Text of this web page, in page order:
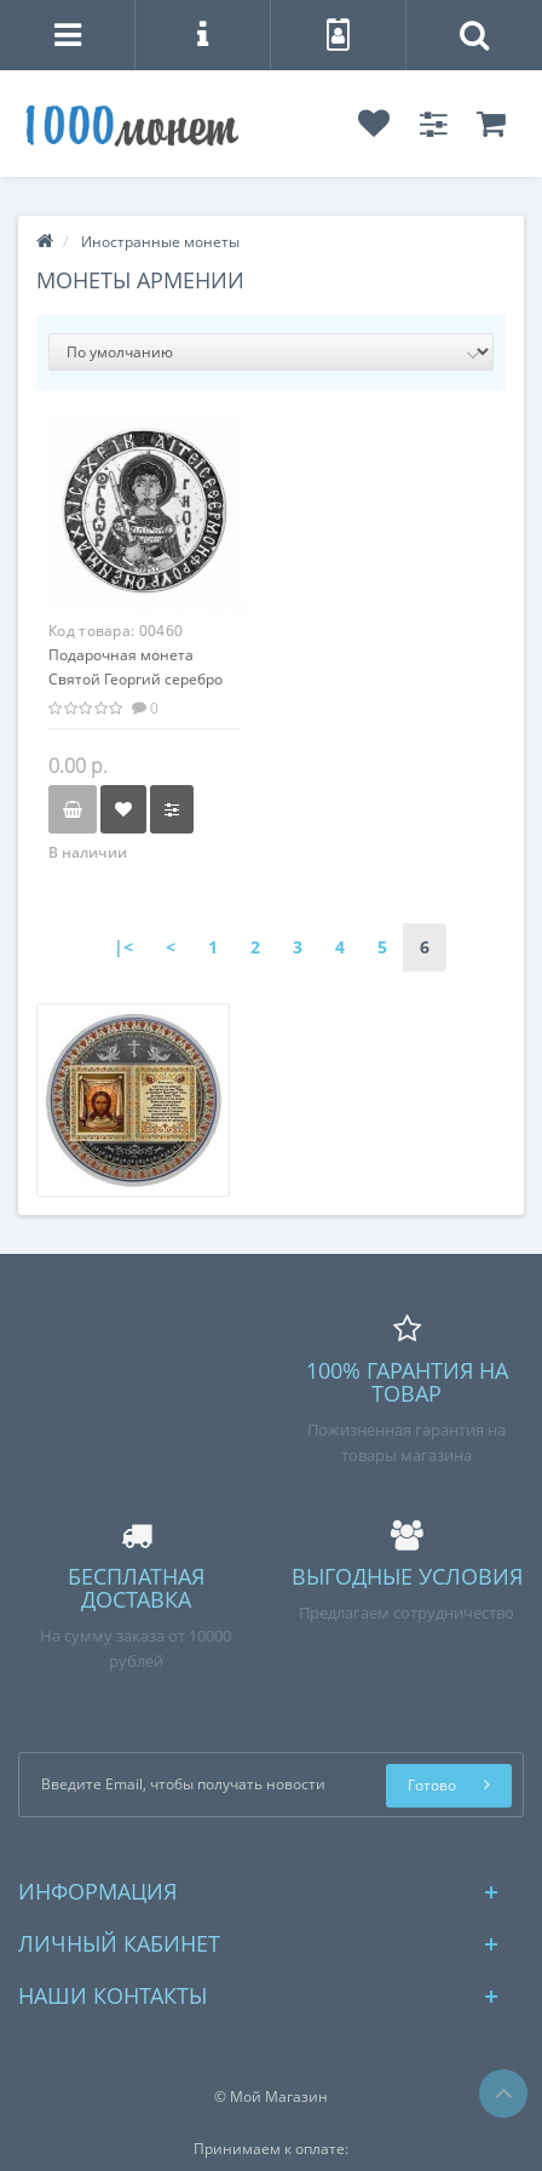
Иностранные монеты
МОНЕТЫ АРМЕНИИ
Код товара: 00460
Подарочная монета
Святой Георгий серебро
50.00 гр - из серии
Христианство
0
0.00 р.
В наличии
|< < 1 2 3 4 5 6
100% ГАРАНТИЯ НА
ТОВАР
Пожизненная гарантия на
товары магазина
БЕСПЛАТНАЯ
ДОСТАВКА
На сумму заказа от 10000
рублей
ВЫГОДНЫЕ УСЛОВИЯ
Предлагаем сотрудничество
Готово
ИНФОРМАЦИЯ
ЛИЧНЫЙ КАБИНЕТ
НАШИ КОНТАКТЫ
© Мой Магазин
Принимаем к оплате: